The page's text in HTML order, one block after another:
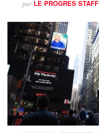
par LE PROGRES STAFF